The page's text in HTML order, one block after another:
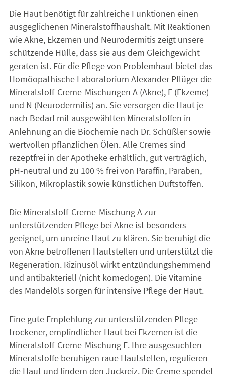
Die Haut benötigt für zahlreiche Funktionen einen
ausgeglichenen Mineralstoffhaushalt. Mit Reaktionen
wie Akne, Ekzemen und Neurodermitis zeigt unsere
schützende Hülle, dass sie aus dem Gleichgewicht
geraten ist. Für die Pflege von Problemhaut bietet das
Homöopathische Laboratorium Alexander Pflüger die
Mineralstoff-Creme-Mischungen A (Akne), E (Ekzeme)
und N (Neurodermitis) an. Sie versorgen die Haut je
nach Bedarf mit ausgewählten Mineralstoffen in
Anlehnung an die Biochemie nach Dr. Schüßler sowie
wertvollen pflanzlichen Ölen. Alle Cremes sind
rezeptfrei in der Apotheke erhältlich, gut verträglich,
pH-neutral und zu 100 % frei von Paraffin, Paraben,
Silikon, Mikroplastik sowie künstlichen Duftstoffen.
Die Mineralstoff-Creme-Mischung A zur
unterstützenden Pflege bei Akne ist besonders
geeignet, um unreine Haut zu klären. Sie beruhigt die
von Akne betroffenen Hautstellen und unterstützt die
Regeneration. Rizinusöl wirkt entzündungshemmend
und antibakteriell (nicht komedogen). Die Vitamine
des Mandelöls sorgen für intensive Pflege der Haut.
Eine gute Empfehlung zur unterstützenden Pflege
trockener, empfindlicher Haut bei Ekzemen ist die
Mineralstoff-Creme-Mischung E. Ihre ausgesuchten
Mineralstoffe beruhigen raue Hautstellen, regulieren
die Haut und lindern den Juckreiz. Die Creme spendet